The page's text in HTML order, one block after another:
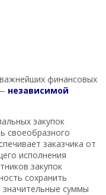
финансовых
независимой
закупок
своеобразного
заказчика от
исполнения
закупок
сохранить
значительные суммы